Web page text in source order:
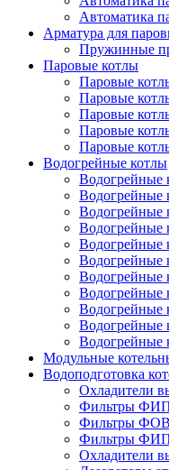
Автоматика
Арматура для
Пружинные
Паровые котлы
Паровые
Паровые
Паровые
Паровые
Паровые
Водогрейные котлы
Водогрейные
Водогрейные
Водогрейные
Водогрейные
Водогрейные
Водогрейные
Водогрейные
Модульные
Водоподготовка
Охладители
Фильтры
Фильтры ФОВ
Фильтры
Охладители